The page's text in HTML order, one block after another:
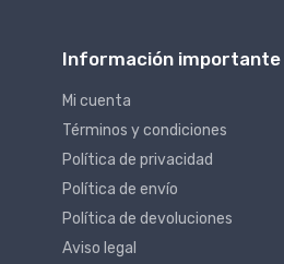
Información importante
Mi cuenta
Términos y condiciones
Política de privacidad
Política de envío
Política de devoluciones
Aviso legal